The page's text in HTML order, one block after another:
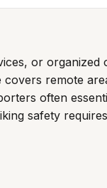
or organized
remote
often
safety